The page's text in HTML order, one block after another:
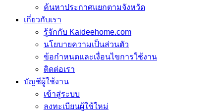
ค้นหาประกาศแยกตามจังหวัด
เกี่ยวกับเรา
รู้จักกับ Kaideehome.com
นโยบายความเป็นส่วนตัว
ข้อกำหนดและเงื่อนไขการใช้งาน
ติดต่อเรา
บัญชีผู้ใช้งาน
เข้าสู่ระบบ
ลงทะเบียนผู้ใช้ใหม่